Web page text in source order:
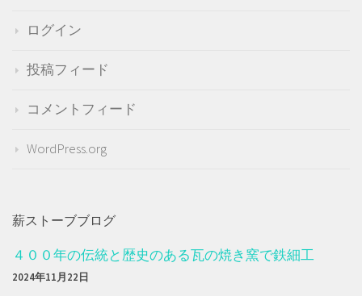
ログイン
投稿フィード
コメントフィード
WordPress.org
薪ストーブブログ
４００年の伝統と歴史のある瓦の焼き窯で鉄細工
2024年11月22日